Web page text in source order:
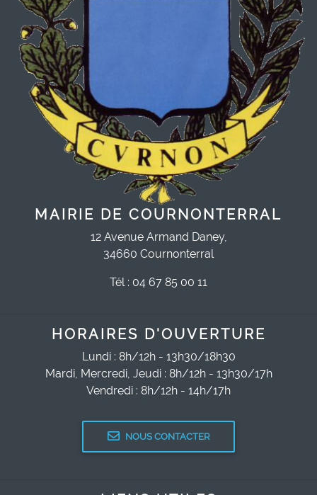
MAIRIE DE COURNONTERRAL
12 Avenue Armand Daney,
34660 Cournonterral
Tél : 04 67 85 00 11
HORAIRES D'OUVERTURE
Lundi : 8h/12h - 13h30/18h30
Mardi, Mercredi, Jeudi : 8h/12h - 13h30/17h
Vendredi : 8h/12h - 14h/17h
NOUS CONTACTER